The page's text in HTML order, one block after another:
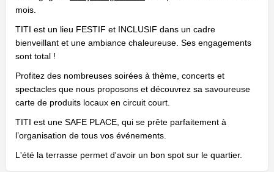
mois.
TITI est un lieu FESTIF et INCLUSIF dans un cadre
bienveillant et une ambiance chaleureuse. Ses engagements
sont total !
Profitez des nombreuses soirées à thème, concerts et
spectacles que nous proposons et découvrez sa savoureuse
carte de produits locaux en circuit court.
TITI est une SAFE PLACE, qui se prête parfaitement à
l’organisation de tous vos événements.
L'été la terrasse permet d'avoir un bon spot sur le quartier.